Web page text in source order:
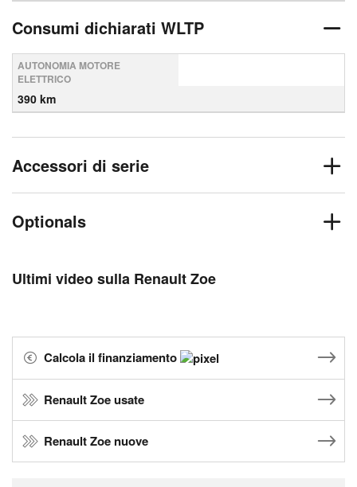
Consumi dichiarati WLTP
AUTONOMIA MOTORE
ELETTRICO
390 km
Accessori di serie
Optionals
Ultimi video sulla Renault Zoe
Calcola il finanziamento
Renault Zoe usate
Renault Zoe nuove